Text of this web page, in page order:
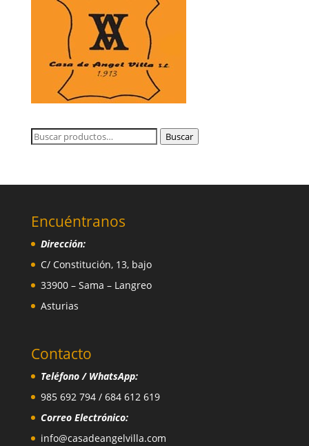
Buscar
Buscar
Encuéntranos
Dirección:
C/ Constitución, 13, bajo
33900 – Sama – Langreo
Asturias
Contacto
Teléfono / WhatsApp:
985 692 794 / 684 612 619
Correo Electrónico:
info@casadeangelvilla.com